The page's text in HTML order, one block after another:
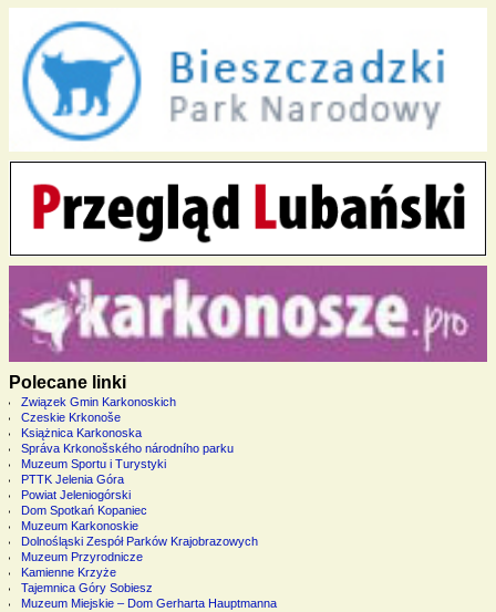
Polecane linki
Związek Gmin Karkonoskich
Czeskie Krkonoše
Książnica Karkonoska
Správa Krkonošského národního parku
Muzeum Sportu i Turystyki
PTTK Jelenia Góra
Powiat Jeleniogórski
Dom Spotkań Kopaniec
Muzeum Karkonoskie
Dolnośląski Zespół Parków Krajobrazowych
Muzeum Przyrodnicze
Kamienne Krzyże
Tajemnica Góry Sobiesz
Muzeum Miejskie – Dom Gerharta Hauptmanna